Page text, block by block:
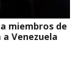
miembros de
Venezuela